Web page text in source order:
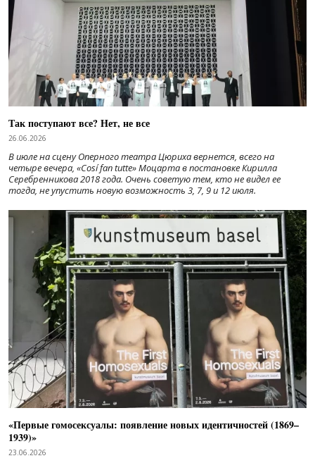
Так поступают все? Нет, не все
26.06.2026
В июле на сцену Оперного театра Цюриха вернется, всего на
четыре вечера, «Cosí fan tutte» Моцарта в постановке Кирилла
Серебренникова 2018 года. Очень советую тем, кто не видел ее
тогда, не упустить новую возможность 3, 7, 9 и 12 июля.
«Первые гомосексуалы: появление новых идентичностей (1869–
1939)»
23.06.2026